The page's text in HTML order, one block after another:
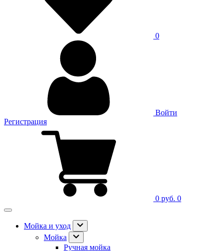
0
Войти
Регистрация
0 руб. 0
Мойка и уход
Мойка
Ручная мойка